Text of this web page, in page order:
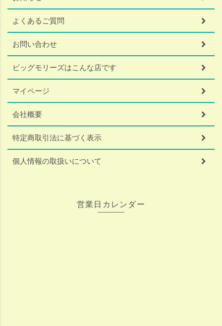
よくあるご質問
お問い合わせ
ビッグモリーズはこんな店です
マイページ
会社概要
特定商取引法に基づく表示
個人情報の取扱いについて
営業日カレンダー